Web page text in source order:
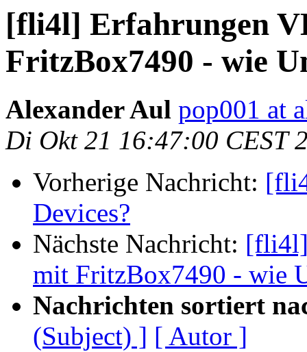
[fli4l] Erfahrungen
FritzBox7490 - wie
Alexander Aul pop001 at
Di Okt 21 16:47:00 CEST
Vorherige Nachricht:
Devices?
Nächste Nachricht: [fli4l]
mit FritzBox7490 - wie
Nachrichten sortiert
(Subject) ] [ Autor ]